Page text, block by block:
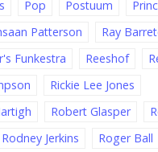
Pop Postuum
Patterson
Ray
Funkestra
Reeshof
Rickie Lee Jones
Robert Glasper
Rodney Jerkins
Roger Ball